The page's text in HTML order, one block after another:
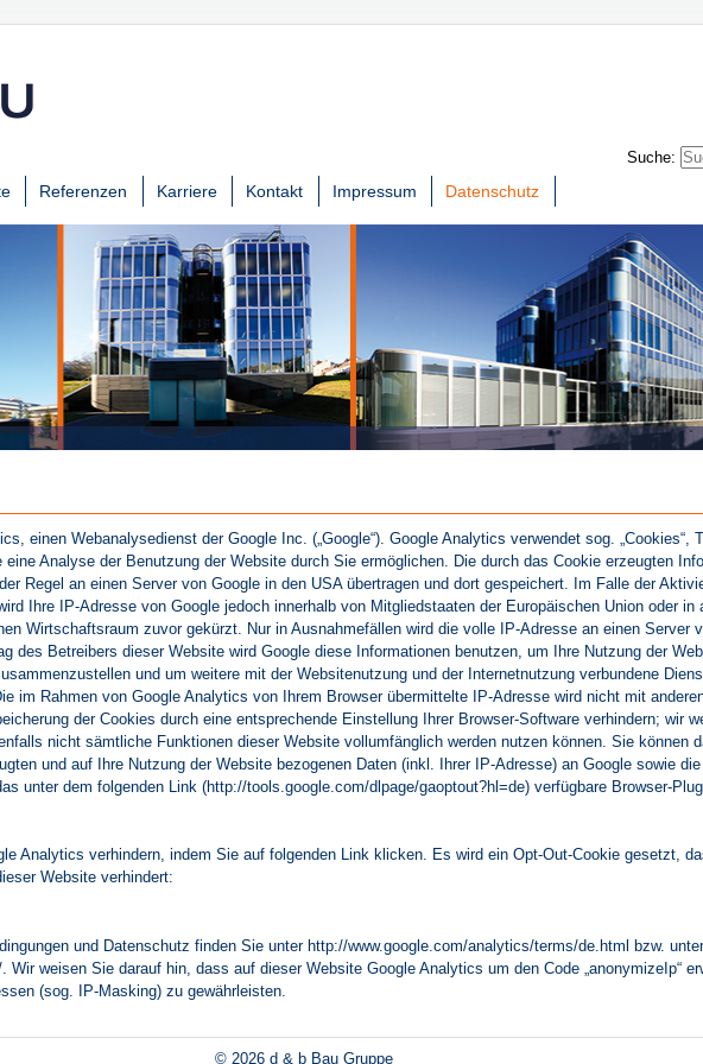
Suche:
Referenzen Karriere Kontakt Impressum Datenschutz
einen Webanalysedienst der Google Inc. („Google“). Google Analytics verwendet sog. „Cookies“,
Analyse der Benutzung der Website durch Sie ermöglichen. Die durch das Cookie erzeugten
Regel an einen Server von Google in den USA übertragen und dort gespeichert. Im Falle der
Ihre IP-Adresse von Google jedoch innerhalb von Mitgliedstaaten der Europäischen Union oder in
Wirtschaftsraum zuvor gekürzt. Nur in Ausnahmefällen wird die volle IP-Adresse an einen Server
des Betreibers dieser Website wird Google diese Informationen benutzen, um Ihre Nutzung der
und um weitere mit der Websitenutzung und der Internetnutzung verbundene
im Rahmen von Google Analytics von Ihrem Browser übermittelte IP-Adresse wird nicht mit
der Cookies durch eine entsprechende Einstellung Ihrer Browser-Software verhindern; wir
nicht sämtliche Funktionen dieser Website vollumfänglich werden nutzen können. Sie können
und auf Ihre Nutzung der Website bezogenen Daten (inkl. Ihrer IP-Adresse) an Google sowie
unter dem folgenden Link (http://tools.google.com/dlpage/gaoptout?hl=de) verfügbare Browser-
Analytics verhindern, indem Sie auf folgenden Link klicken. Es wird ein Opt-Out-Cookie gesetzt,
Website verhindert:
und Datenschutz finden Sie unter http://www.google.com/analytics/terms/de.html bzw. unter
weisen Sie darauf hin, dass auf dieser Website Google Analytics um den Code „anonymizeIp“
(sog. IP-Masking) zu gewährleisten.
© 2026 d & b Bau Gruppe